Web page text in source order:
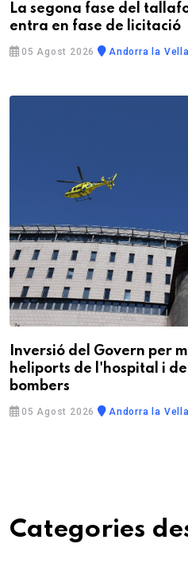
La segona fase del
entra en fase de licitació
05 Agost 2026 Andorra la Vella
Inversió del Govern per
heliports de l'hospital i
bombers
05 Agost 2026 Andorra la Vella
Categories